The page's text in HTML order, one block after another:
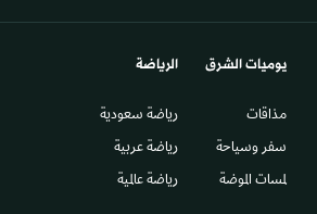
يوميات الشرق​
مذاقات
سفر وسياحة
لمسات الموضة
الرياضة
رياضة سعودية
رياضة عربية
رياضة عالمية